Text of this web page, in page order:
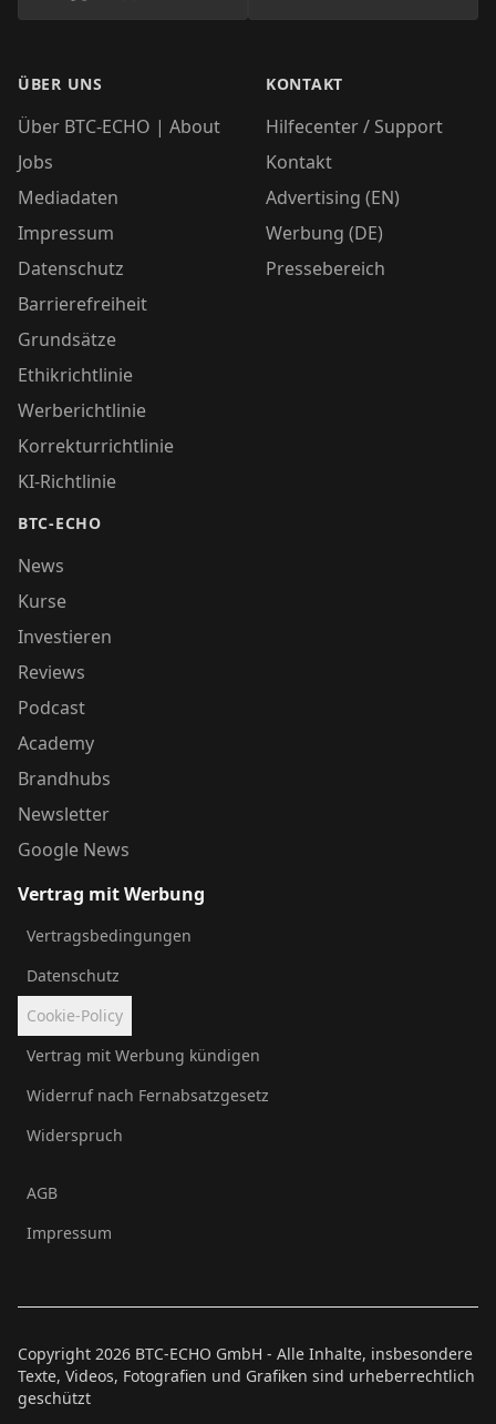
ÜBER UNS
Über BTC-ECHO | About
Jobs
Mediadaten
Impressum
Datenschutz
Barrierefreiheit
Grundsätze
Ethikrichtlinie
Werberichtlinie
Korrekturrichtlinie
KI-Richtlinie
BTC-ECHO
News
Kurse
Investieren
Reviews
Podcast
Academy
Brandhubs
Newsletter
Google News
KONTAKT
Hilfecenter / Support
Kontakt
Advertising (EN)
Werbung (DE)
Pressebereich
Vertrag mit Werbung
Vertragsbedingungen
Datenschutz
Cookie-Policy
Vertrag mit Werbung kündigen
Widerruf nach Fernabsatzgesetz
Widerspruch
AGB
Impressum
Copyright 2026 BTC-ECHO GmbH - Alle Inhalte, insbesondere
Texte, Videos, Fotografien und Grafiken sind urheberrechtlich
geschützt